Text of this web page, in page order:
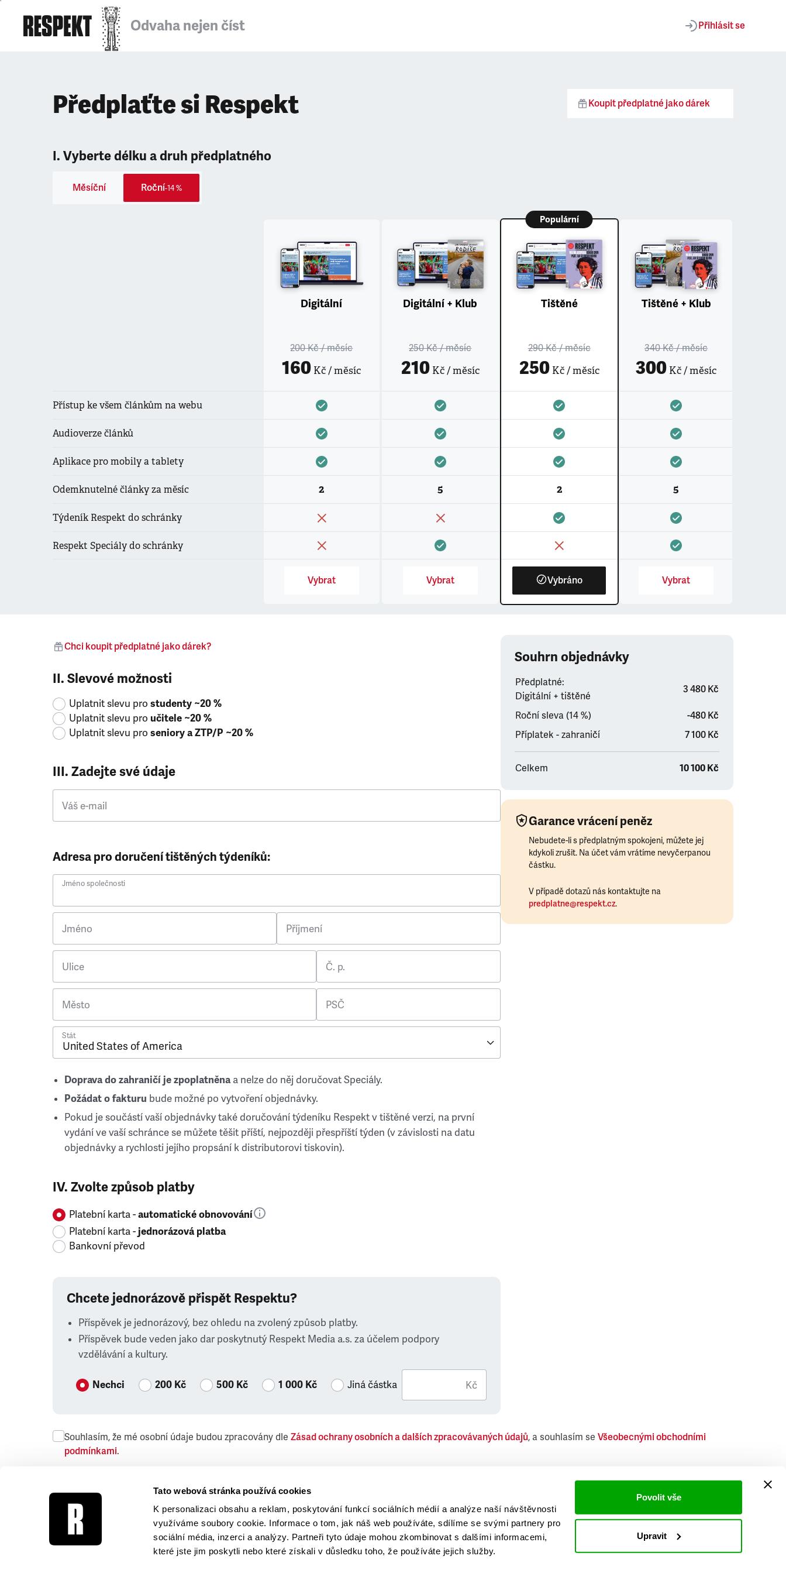
Tato webová stránka používá cookies
K personalizaci obsahu a reklam, poskytování funkcí sociálních médií a analýze naší návštěvnosti
využíváme soubory cookie. Informace o tom, jak náš web používáte, sdílíme se svými partnery pro
sociální média, inzerci a analýzy. Partneři tyto údaje mohou zkombinovat s dalšími informacemi,
které jste jim poskytli nebo které získali v důsledku toho, že používáte jejich služby.
Povolit vše
Upravit
Odvaha nejen číst Přihlásit se
Předplaťte si Respekt Koupit předplatné jako dárek
I. Vyberte délku a druh předplatného
Měsíční Roční-14 %
Přístup ke všem článkům na webu
Audioverze článků
Aplikace pro mobily a tablety
Odemknutelné články za měsíc
Týdeník Respekt do schránky
Respekt Speciály do schránky
Digitální
200 Kč/ měsíc
160 Kč / měsíc
2
Vybrat
Digitální + Klub
250 Kč/ měsíc
210Kč / měsíc
5
Vybrat
Populární
Tištěné
290 Kč/ měsíc
250Kč / měsíc
2
Vybráno
Tištěné + Klub
340 Kč/ měsíc
300 Kč / měsíc
5
Vybrat
Chci koupit předplatné jako dárek?
II. Slevové možnosti
Uplatnit slevu pro studenty ~20 %
Uplatnit slevu pro učitele ~20 %
Uplatnit slevu pro seniory a ZTP/P ~20 %
III. Zadejte své údaje
Váš e-mail
Adresa pro doručení tištěných týdeníků:
Jméno společnosti
Jméno Příjmení
Ulice Č. p.
Město PSČ
Stát
Doprava do zahraničí je zpoplatněnaa nelze do něj doručovat Speciály.
Požádat o fakturu bude možné po vytvoření objednávky.
Pokud je součástí vaší objednávky také doručování týdeníku Respekt v tištěné verzi, na první
vydání ve vaší schránce se můžete těšit příští, nejpozději přespříští týden (v závislosti na datu
objednávky a rychlosti jejího propsání k distributorovi tiskovin).
IV. Zvolte způsob platby
Platební karta -automatické obnovování
Platební karta -jednorázová platba
Bankovní převod
Chcete jednorázově přispět Respektu?
Příspěvek je jednorázový, bez ohledu na zvolený způsob platby.
Příspěvek bude veden jako dar poskytnutý Respekt Media a.s. za účelem podpory
vzdělávání a kultury.
Nechci 200 Kč 500 Kč 1 000 Kč Jiná částka Kč
Souhrn objednávky
Předplatné:
Digitální + tištěné
3 480 Kč
Roční sleva (14 %)
-480 Kč
Příplatek - zahraničí
7 100 Kč
Celkem 10 100 Kč
Garance vrácení peněz
Nebudete-li s předplatným spokojeni, můžete jej
kdykoli zrušit. Na účet vám vrátíme nevyčerpanou
částku.
V případě dotazů nás kontaktujte na
predplatne@respekt.cz.
Souhlasím, že mé osobní údaje budou zpracovány dle Zásad ochrany osobních a dalších zpracovávaných údajů, a souhlasím se Všeobecnými obchodními
podmínkami.